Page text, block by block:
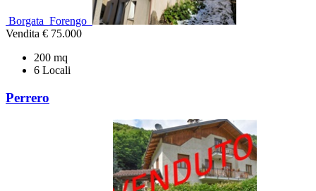
Borgata Forengo
Vendita € 75.000
200 mq
6 Locali
Perrero